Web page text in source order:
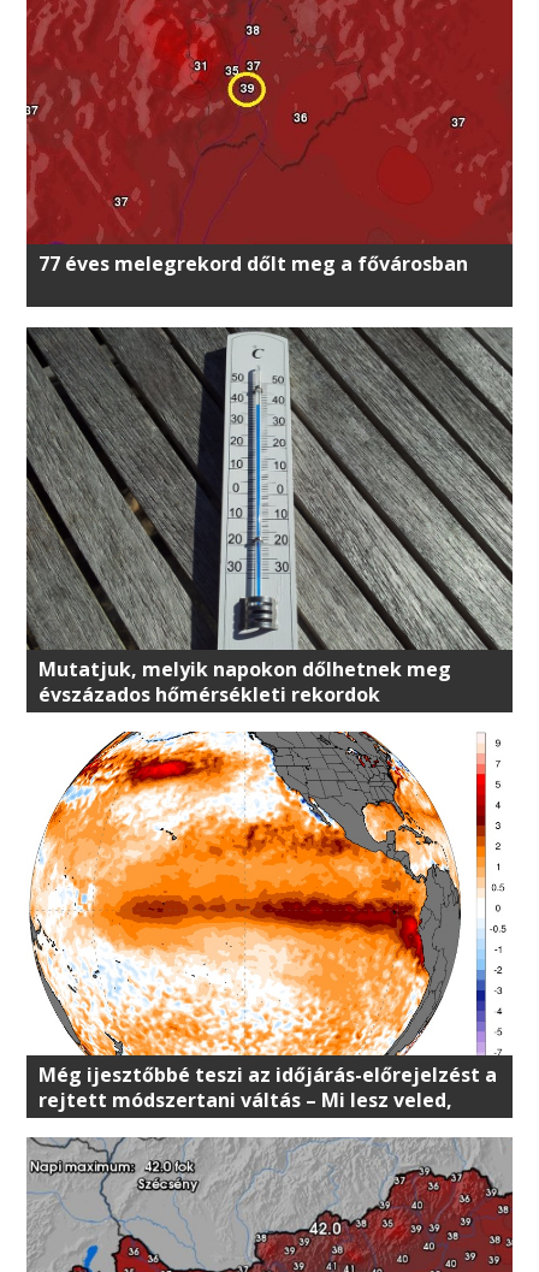
77 éves melegrekord dőlt meg a fővárosban
Mutatjuk, melyik napokon dőlhetnek meg
évszázados hőmérsékleti rekordok
Még ijesztőbbé teszi az időjárás-előrejelzést a
rejtett módszertani váltás – Mi lesz veled,
Magyarország?